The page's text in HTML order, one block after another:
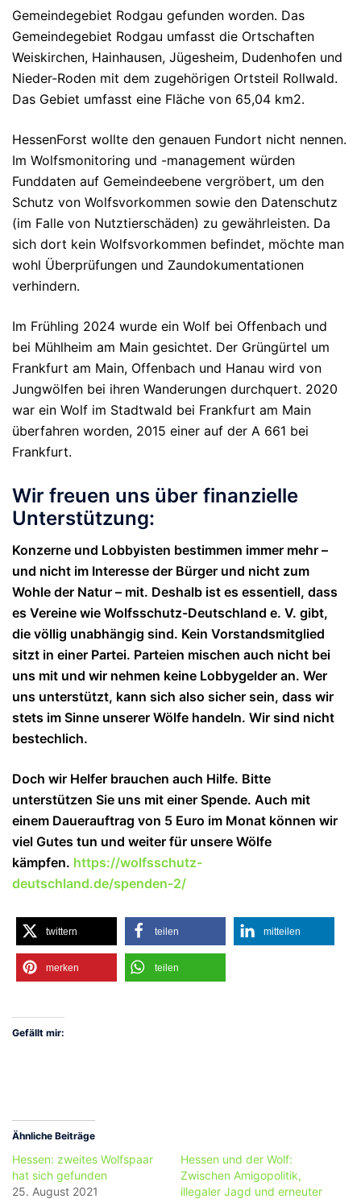
Gemeindegebiet Rodgau gefunden worden. Das
Gemeindegebiet Rodgau umfasst die Ortschaften
Weiskirchen, Hainhausen, Jügesheim, Dudenhofen und
Nieder-Roden mit dem zugehörigen Ortsteil Rollwald.
Das Gebiet umfasst eine Fläche von 65,04 km2.
HessenForst wollte den genauen Fundort nicht nennen.
Im Wolfsmonitoring und -management würden
Funddaten auf Gemeindeebene vergröbert, um den
Schutz von Wolfsvorkommen sowie den Datenschutz
(im Falle von Nutztierschäden) zu gewährleisten. Da
sich dort kein Wolfsvorkommen befindet, möchte man
wohl Überprüfungen und Zaundokumentationen
verhindern.
Im Frühling 2024 wurde ein Wolf bei Offenbach und
bei Mühlheim am Main gesichtet. Der Grüngürtel um
Frankfurt am Main, Offenbach und Hanau wird von
Jungwölfen bei ihren Wanderungen durchquert. 2020
war ein Wolf im Stadtwald bei Frankfurt am Main
überfahren worden, 2015 einer auf der A 661 bei
Frankfurt.
Wir freuen uns über finanzielle
Unterstützung:
Konzerne und Lobbyisten bestimmen immer mehr –
und nicht im Interesse der Bürger und nicht zum
Wohle der Natur – mit. Deshalb ist es essentiell, dass
es Vereine wie Wolfsschutz-Deutschland e. V. gibt,
die völlig unabhängig sind. Kein Vorstandsmitglied
sitzt in einer Partei. Parteien mischen auch nicht bei
uns mit und wir nehmen keine Lobbygelder an. Wer
uns unterstützt, kann sich also sicher sein, dass wir
stets im Sinne unserer Wölfe handeln. Wir sind nicht
bestechlich.
Doch wir Helfer brauchen auch Hilfe. Bitte
unterstützen Sie uns mit einer Spende. Auch mit
einem Dauerauftrag von 5 Euro im Monat können wir
viel Gutes tun und weiter für unsere Wölfe
kämpfen. https://wolfsschutz-
deutschland.de/spenden-2/
twittern teilen mitteilen
merken teilen
Gefällt mir:
Ähnliche Beiträge
Hessen: zweites Wolfspaar
hat sich gefunden
25. August 2021
Hessen und der Wolf:
Zwischen Amigopolitik,
illegaler Jagd und erneuter